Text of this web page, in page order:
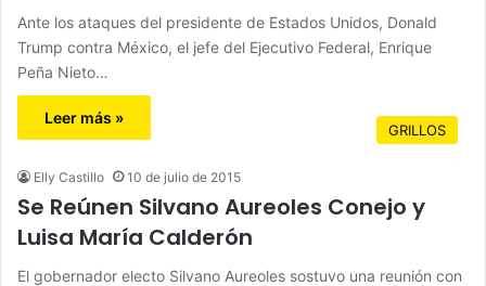
Ante los ataques del presidente de Estados Unidos, Donald
Trump contra México, el jefe del Ejecutivo Federal, Enrique
Peña Nieto…
Leer más »
GRILLOS
Elly Castillo 10 de julio de 2015
Se Reúnen Silvano Aureoles Conejo y
Luisa María Calderón
El gobernador electo Silvano Aureoles sostuvo una reunión con